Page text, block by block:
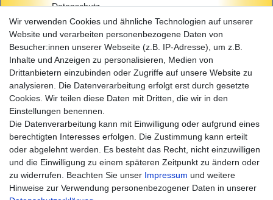
Datenschutz
AGB
Impressum
Einkaufen
Zahlungsarten
Versandarten & -kosten
Widerrufsrecht
Warenkorb
Zur Kasse
Hilfe
Wir verwenden Cookies und ähnliche Technologien auf unserer
Website und verarbeiten personenbezogene Daten von
Besucher:innen unserer Webseite (z.B. IP-Adresse), um z.B.
Inhalte und Anzeigen zu personalisieren, Medien von
Drittanbietern einzubinden oder Zugriffe auf unsere Website zu
analysieren. Die Datenverarbeitung erfolgt erst durch gesetzte
Cookies. Wir teilen diese Daten mit Dritten, die wir in den
Einstellungen benennen.
Die Datenverarbeitung kann mit Einwilligung oder aufgrund eines
berechtigten Interesses erfolgen. Die Zustimmung kann erteilt
oder abgelehnt werden. Es besteht das Recht, nicht einzuwilligen
und die Einwilligung zu einem späteren Zeitpunkt zu ändern oder
zu widerrufen. Beachten Sie unser Impressum und weitere
Hinweise zur Verwendung personenbezogener Daten in unserer